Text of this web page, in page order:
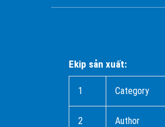
Ekip sản xuất:
1 Category
2 Author